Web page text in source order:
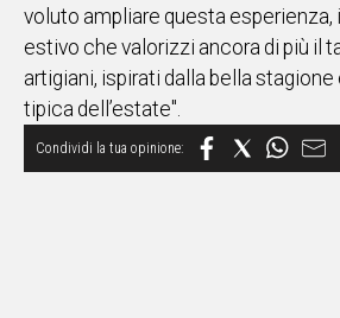
voluto ampliare questa esperienza,
estivo che valorizzi ancora di più il
artigiani, ispirati dalla bella
tipica dell’estate".